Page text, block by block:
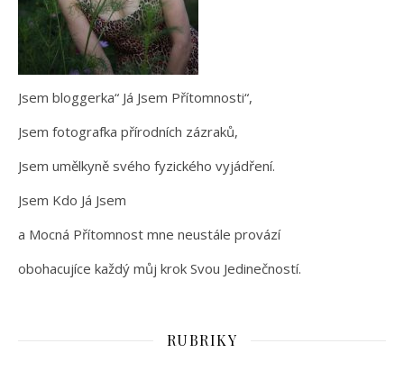
Jsem bloggerka“ Já Jsem Přítomnosti“,
Jsem fotografka přírodních zázraků,
Jsem umělkyně svého fyzického vyjádření.
Jsem Kdo Já Jsem
a Mocná Přítomnost mne neustále provází
obohacujíce každý můj krok Svou Jedinečností.
RUBRIKY